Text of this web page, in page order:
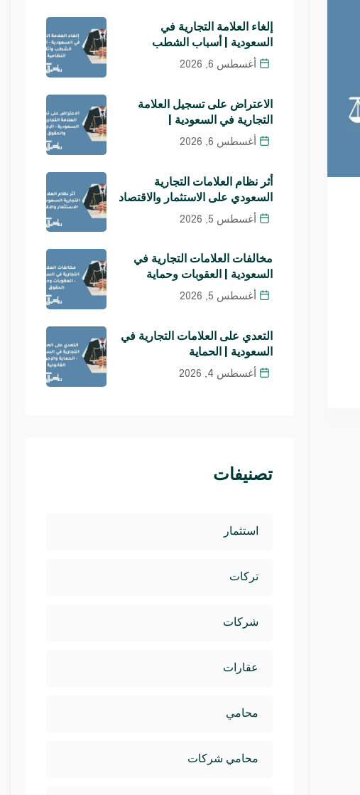
إلغاء العلامة التجارية في
السعودية | أسباب الشطب
أغسطس 6, 2026
الاعتراض على تسجيل العلامة
التجارية في السعودية |
أغسطس 6, 2026
أثر نظام العلامات التجارية
السعودي على الاستثمار والاقتصاد
أغسطس 5, 2026
مخالفات العلامات التجارية في
السعودية | العقوبات وحماية
أغسطس 5, 2026
التعدي على العلامات التجارية في
السعودية | الحماية
أغسطس 4, 2026
تصنيفات
استثمار
تركات
شركات
عقارات
محامي
محامي شركات